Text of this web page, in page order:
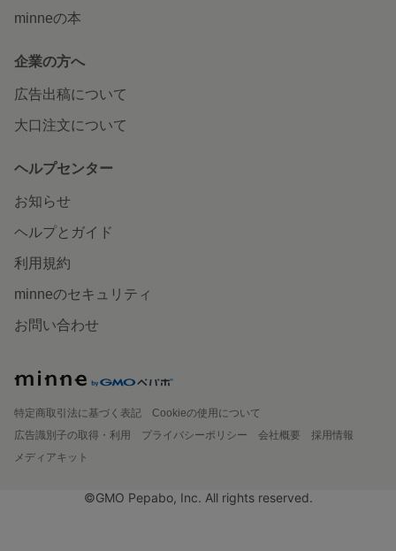
minneの本
企業の方へ
広告出稿について
大口注文について
ヘルプセンター
お知らせ
ヘルプとガイド
利用規約
minneのセキュリティ
お問い合わせ
特定商取引法に基づく表記
Cookieの使用について
広告識別子の取得・利用
プライバシーポリシー 会社概要
採用情報
メディアキット
©GMO Pepabo, Inc. All rights reserved.